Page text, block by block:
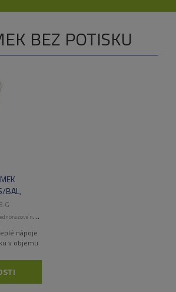
BEZ POTISKU
BAL,
nádobí a catering
nápoje
v objemu